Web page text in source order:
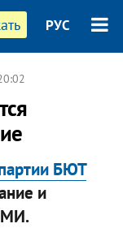
РУС
БЮТ
и